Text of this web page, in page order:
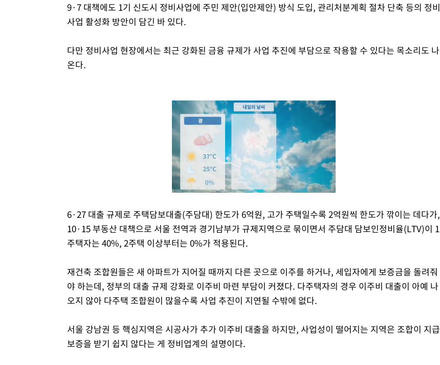
9·7 대책에도 1기 신도시 정비사업에 주민 제안(입안제안) 방식 도입, 관리처분계획 절차 단축 등의 정비
사업 활성화 방안이 담긴 바 있다.
다만 정비사업 현장에서는 최근 강화된 금융 규제가 사업 추진에 부담으로 작용할 수 있다는 목소리도 나
온다.
Mute
6·27 대출 규제로 주택담보대출(주담대) 한도가 6억원, 고가 주택일수록 2억원씩 한도가 깎이는 데다가,
10·15 부동산 대책으로 서울 전역과 경기남부가 규제지역으로 묶이면서 주담대 담보인정비율(LTV)이 1
주택자는 40%, 2주택 이상부터는 0%가 적용된다.
재건축 조합원들은 새 아파트가 지어질 때까지 다른 곳으로 이주를 하거나, 세입자에게 보증금을 돌려줘
야 하는데, 정부의 대출 규제 강화로 이주비 마련 부담이 커졌다. 다주택자의 경우 이주비 대출이 아예 나
오지 않아 다주택 조합원이 많을수록 사업 추진이 지연될 수밖에 없다.
서울 강남권 등 핵심지역은 시공사가 추가 이주비 대출을 하지만, 사업성이 떨어지는 지역은 조합이 지급
보증을 받기 쉽지 않다는 게 정비업계의 설명이다.